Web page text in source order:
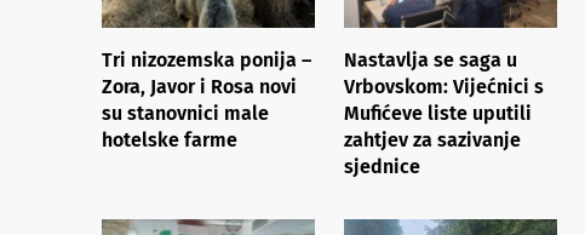
Tri nizozemska ponija –
Zora, Javor i Rosa novi
su stanovnici male
hotelske farme
Nastavlja se saga u
Vrbovskom: Vijećnici s
Mufićeve liste uputili
zahtjev za sazivanje
sjednice